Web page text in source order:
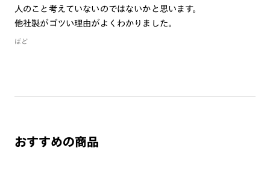
人のこと考えていないのではないかと思います。
他社製がゴツい理由がよくわかりました。
ばど
おすすめの商品